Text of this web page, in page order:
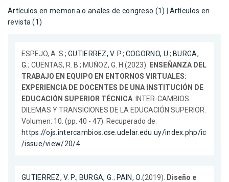
Artículos en memoria o anales de congreso (1)
Artículos en
revista (1)
ESPEJO, A. S.; GUTIERREZ, V. P.; COGORNO, U.; BURGA,
G. ; CUENTAS, R. B.; MUÑOZ, G. H.(2023).
ENSEÑANZA DEL
TRABAJO EN EQUIPO EN ENTORNOS VIRTUALES:
EXPERIENCIA DE DOCENTES DE UNA INSTITUCIÓN DE
EDUCACIÓN SUPERIOR TÉCNICA . INTER-CAMBIOS.
DILEMAS Y TRANSICIONES DE LA EDUCACIÓN SUPERIOR.
Volumen: 10. (pp. 40 - 47). Recuperado de:
https://ojs.intercambios.cse.udelar.edu.uy/index.php/ic
/issue/view/20/4
GUTIERREZ, V. P.; BURGA, G. ; PAIN, O. (2019).
Diseño e